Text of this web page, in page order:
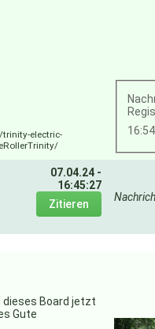
trinity-electric-
07.04.24 -
16:45:27
dieses Board jetzt
Gute